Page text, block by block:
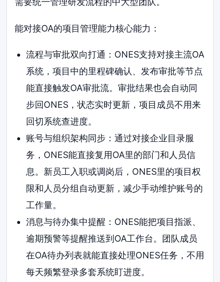
能对接OA的项目管理能力核心能力：
流程与审批双向打通：ONES支持对接主流OA
系统，项目中的里程碑确认、发布审批等节点
能直接触发OA审批流。审批结果也会自动同
步回ONES，状态实时更新，项目成员不用来
回切系统查进度。
账号与组织架构同步：通过对接企业目录服
务，ONES能直接复用OA里的部门和人员信
息。新员工入职或调岗后，ONES里的项目权
限和人员分组自动更新，减少手动维护账号的
工作量。
消息与待办集中提醒：ONES能把项目指派、
逾期预警等提醒推送到OA工作台。团队成员
在OA待办列表就能直接处理ONES任务，不用
每天频繁登录多套系统盯进度。